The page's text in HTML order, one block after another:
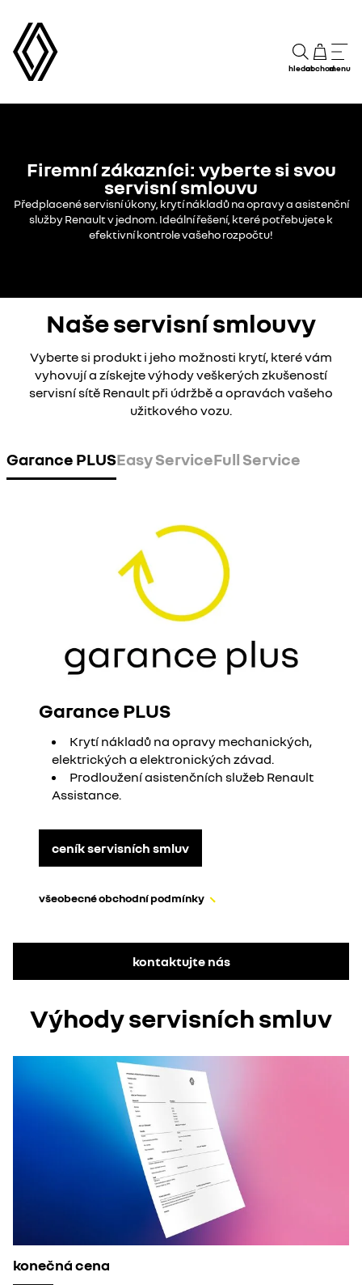
hledatobchodmenu
Firemní zákazníci: vyberte si svou
servisní smlouvu
Předplacené servisní úkony, krytí nákladů na opravy a asistenční
služby Renault v jednom. Ideální řešení, které potřebujete k
efektivní kontrole vašeho rozpočtu!
Naše servisní smlouvy
Vyberte si produkt i jeho možnosti krytí, které vám
vyhovují a získejte výhody veškerých zkušeností
servisní sítě Renault při údržbě a opravách vašeho
užitkového vozu.
Garance PLUSEasy ServiceFull Service
Garance PLUS
Krytí nákladů na opravy mechanických,
elektrických a elektronických závad.
Prodloužení asistenčních služeb Renault
Assistance.
ceník servisních smluv
všeobecné obchodní podmínky
kontaktujte nás
Výhody servisních smluv
konečná cena